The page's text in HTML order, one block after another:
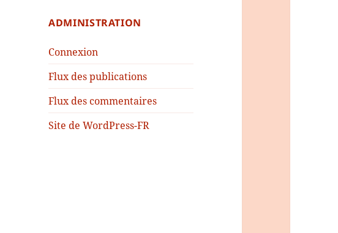
ADMINISTRATION
Connexion
Flux des publications
Flux des commentaires
Site de WordPress-FR